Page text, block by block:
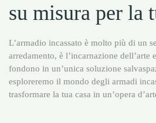
su misura per la
L’armadio incassato è molto più di un
arredamento, è l’incarnazione dell’arte
fondono in un’unica soluzione
esploreremo il mondo degli armadi
trasformare la tua casa in un’opera